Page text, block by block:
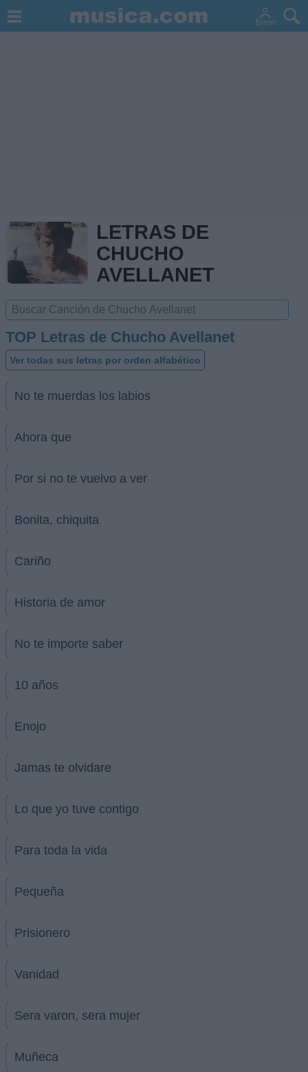
LETRAS DE
CHUCHO
AVELLANET
TOP Letras de Chucho Avellanet
Ver todas sus letras por orden alfabético
No te muerdas los labios
Ahora que
Por si no te vuelvo a ver
Bonita, chiquita
Cariño
Historia de amor
No te importe saber
10 años
Enojo
Jamas te olvidare
Lo que yo tuve contigo
Para toda la vida
Pequeña
Prisionero
Vanidad
Sera varon, sera mujer
Muñeca